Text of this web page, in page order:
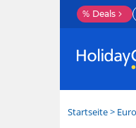
% Deals
Startseite>